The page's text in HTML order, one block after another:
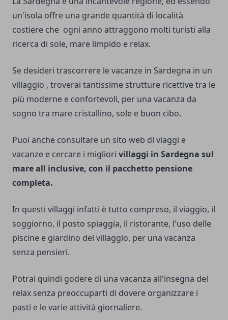
un'isola offre una grande quantità di località
costiere che ogni anno attraggono molti turisti alla
ricerca di sole, mare limpido e relax.
Se desideri trascorrere le vacanze in Sardegna in un
villaggio , troverai tantissime strutture ricettive tra le
più moderne e confortevoli, per una vacanza da
sogno tra mare cristallino, sole e buon cibo.
Puoi anche consultare un sito web di viaggi e
vacanze e cercare i migliori villaggi in Sardegna sul
mare all inclusive, con il pacchetto pensione
completa.
In questi villaggi infatti è tutto compreso, il viaggio, il
soggiorno, il posto spiaggia, il ristorante, l'uso delle
piscine e giardino del villaggio, per una vacanza
senza pensieri.
Potrai quindi godere di una vacanza all'insegna del
relax senza preoccuparti di dovere organizzare i
pasti e le varie attività giornaliere.